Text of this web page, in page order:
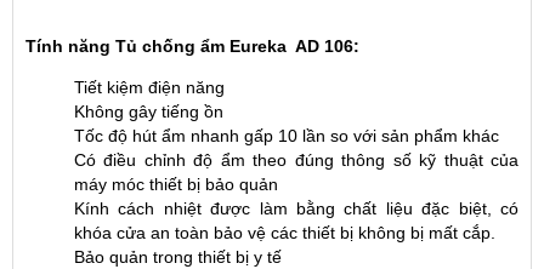
Tính năng Tủ chống ẩm Eureka AD 106:
Tiết kiệm điện năng
Không gây tiếng ồn
Tốc độ hút ẩm nhanh gấp 10 lần so với sản phẩm khác
Có điều chỉnh độ ẩm theo đúng thông số kỹ thuật của
máy móc thiết bị bảo quản
Kính cách nhiệt được làm bằng chất liệu đặc biệt, có
khóa cửa an toàn bảo vệ các thiết bị không bị mất cắp.
Bảo quản trong thiết bị y tế